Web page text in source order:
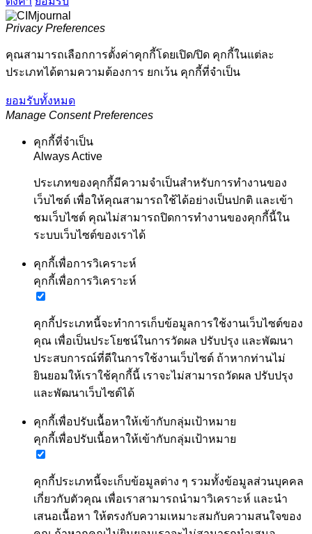
Privacy Preferences
คุณสามารถเลือกการตั้งค่าคุกกี้โดยเปิด/ปิด คุกกี้ในแต่ละ
ประเภทได้ตามความต้องการ ยกเว้น คุกกี้ที่จำเป็น
ยอมรับทั้งหมด
Manage Consent Preferences
คุกกี้ที่จำเป็น
Always Active
ประเภทของคุกกี้มีความจำเป็นสำหรับการทำงานของ
เว็บไซต์ เพื่อให้คุณสามารถใช้ได้อย่างเป็นปกติ และเข้า
ชมเว็บไซต์ คุณไม่สามารถปิดการทำงานของคุกกี้นี้ใน
ระบบเว็บไซต์ของเราได้
คุกกี้เพื่อการวิเคราะห์
คุกกี้เพื่อการวิเคราะห์
คุกกี้ประเภทนี้จะทำการเก็บข้อมูลการใช้งานเว็บไซต์ของ
คุณ เพื่อเป็นประโยชน์ในการวัดผล ปรับปรุง และพัฒนา
ประสบการณ์ที่ดีในการใช้งานเว็บไซต์ ถ้าหากท่านไม่
ยินยอมให้เราใช้คุกกี้นี้ เราจะไม่สามารถวัดผล ปรับปรุง
และพัฒนาเว็บไซต์ได้
คุกกี้เพื่อปรับเนื้อหาให้เข้ากับกลุ่มเป้าหมาย
คุกกี้เพื่อปรับเนื้อหาให้เข้ากับกลุ่มเป้าหมาย
คุกกี้ประเภทนี้จะเก็บข้อมูลต่าง ๆ รวมทั้งข้อมูลส่วนบุคคล
เกี่ยวกับตัวคุณ เพื่อเราสามารถนำมาวิเคราะห์ และนำ
เสนอเนื้อหา ให้ตรงกับความเหมาะสมกับความสนใจของ